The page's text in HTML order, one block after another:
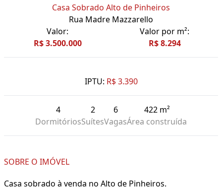
Casa Sobrado Alto de Pinheiros
Rua Madre Mazzarello
Valor:
R$ 3.500.000
Valor por m²:
R$ 8.294
IPTU: R$ 3.390
4
Dormitórios
2
Suítes
6
Vagas
422 m²
Área construída
SOBRE O IMÓVEL
Casa sobrado à venda no Alto de Pinheiros.